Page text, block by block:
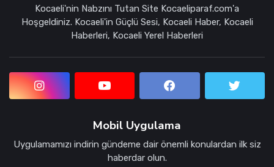
Kocaeli'nin Nabzını Tutan Site Kocaeliparaf.com'a
Hoşgeldiniz. Kocaeli'in Güçlü Sesi, Kocaeli Haber, Kocaeli
Haberleri, Kocaeli Yerel Haberleri
Mobil Uygulama
Uygulamamızı indirin gündeme dair önemli konulardan ilk siz
haberdar olun.